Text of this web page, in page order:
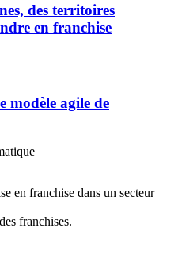
des territoires
en franchise
modèle agile de
en franchise dans un secteur
franchises.